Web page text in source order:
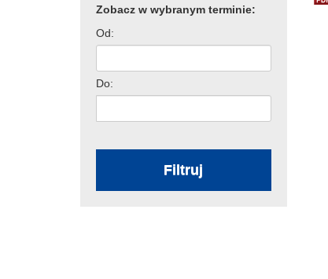
Zobacz w wybranym terminie:
Od:
Do:
Filtruj